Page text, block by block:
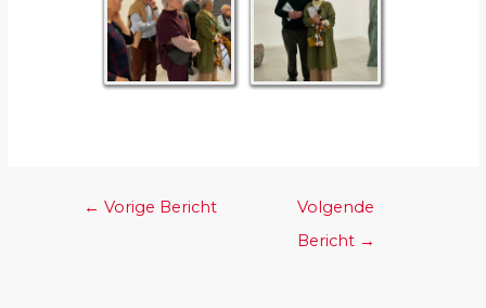
← Vorige Bericht
Volgende
Bericht →